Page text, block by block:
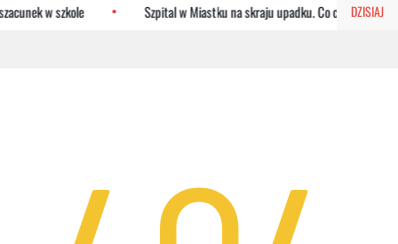
DZISIAJ
w szkole Szpital w Miastku na skraju upadku. Co czeka